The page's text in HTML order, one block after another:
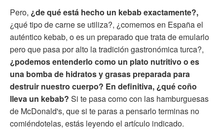
Pero, ¿de qué está hecho un kebab exactamente?,
¿qué tipo de carne se utiliza?, ¿comemos en España el
auténtico kebab, o es un preparado que trata de emularlo
pero que pasa por alto la tradición gastronómica turca?,
¿podemos entenderlo como un plato nutritivo o es
una bomba de hidratos y grasas preparada para
destruir nuestro cuerpo? En definitiva, ¿qué coño
lleva un kebab? Si te pasa como con las hamburguesas
de McDonald's, que si te paras a pensarlo terminas no
comiéndotelas, estás leyendo el artículo indicado.